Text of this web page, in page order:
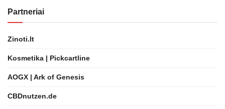
Partneriai
Zinoti.lt
Kosmetika | Pickcartline
AOGX | Ark of Genesis
CBDnutzen.de